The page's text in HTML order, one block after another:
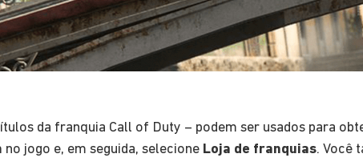
da franquia Call of Duty – podem ser usados para
no jogo e, em seguida, selecione Loja de franquias. Você